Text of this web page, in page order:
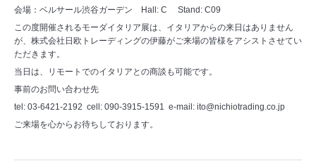
会場：ベルサール渋谷ガーデン Hall: C Stand: C09
この度開催されるモーダイタリア展は、イタリアからの来日はありません
が、株式会社日欧トレーディングの伊藤がご来場の皆様をアシストさせてい
ただきます。
当日は、リモートでのイタリアとの商談も可能です。
事前のお問い合わせ先
tel: 03-6421-2192 cell: 090-3915-1591 e-mail: ito@nichiotrading.co.jp
ご来場を心からお待ちしております。